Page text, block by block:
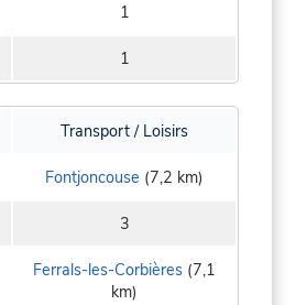
1
1
Transport / Loisirs
Fontjoncouse (7,2 km)
3
Ferrals-les-Corbières (7,1
km)